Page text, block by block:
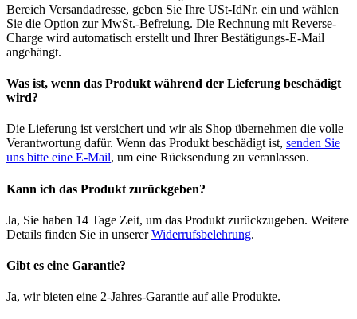
Bereich Versandadresse, geben Sie Ihre USt-IdNr. ein und wählen
Sie die Option zur MwSt.-Befreiung. Die Rechnung mit Reverse-
Charge wird automatisch erstellt und Ihrer Bestätigungs-E-Mail
angehängt.
Was ist, wenn das Produkt während der Lieferung beschädigt
wird?
Die Lieferung ist versichert und wir als Shop übernehmen die volle
Verantwortung dafür. Wenn das Produkt beschädigt ist, senden Sie
uns bitte eine E-Mail, um eine Rücksendung zu veranlassen.
Kann ich das Produkt zurückgeben?
Ja, Sie haben 14 Tage Zeit, um das Produkt zurückzugeben. Weitere
Details finden Sie in unsererWiderrufsbelehrung.
Gibt es eine Garantie?
Ja, wir bieten eine 2-Jahres-Garantie auf alle Produkte.